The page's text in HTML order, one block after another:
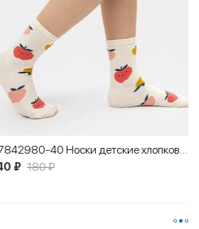
07842980-40 Носки детские хлопковые бежевый